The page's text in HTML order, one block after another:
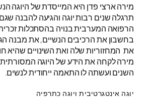
מירה ארצי פדן היא המייסדת של היוגה
תרגלה שנים רבות יוגה והגיעה להבנה
הרפואה המערבית בנויה בהסתכלות
בחשבון את הרכיבים הנשיים, את מבנה
את המחזוריות שלה ואת השינויים שהיא
מירה לקחה את הידע של היוגה
השנים ועשתה לו התאמה ייחודית לנשים.
יוגה אינטגרטיבית ויוגה כתרפיה